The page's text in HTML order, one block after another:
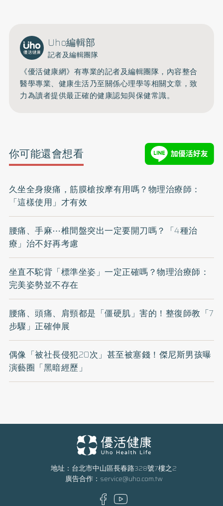
Uho編輯部
記者及編輯團隊
《優活健康網》有專業的記者及編輯團隊，內容整合
醫學專業、健康生活乃至關係心理學等相關文章，致
力為讀者提供最正確的健康認知與保健常識。
你可能還會想看
久坐全身痠痛，筋膜槍按摩有用嗎？物理治療師：
「這樣使用」才有效
腰痛、手麻⋯椎間盤突出一定要開刀嗎？「4種治
療」治不好再考慮
坐直不駝背「標準坐姿」一定正確嗎？物理治療師：
完美姿勢並不存在
腰痛、頭痛、肩頸都是「僵硬肌」害的！整復師教「7
步驟」正確伸展
偶像「被社長侵犯20次」甚至被塞錢！傑尼斯男孩曝
演藝圈「黑暗經歷」
地址：台北市中山區長春路328號7樓之2
廣告合作： service@uho.com.tw